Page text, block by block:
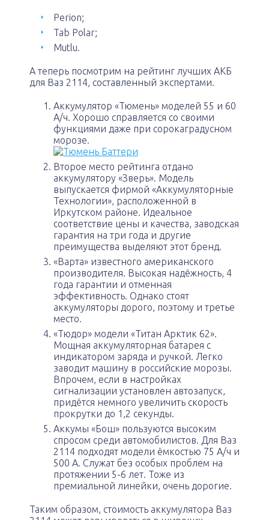
Perion;
Tab Polar;
Mutlu.
А теперь посмотрим на рейтинг лучших АКБ
для Ваз 2114, составленный экспертами.
Аккумулятор «Тюмень» моделей 55 и 60
А/ч. Хорошо справляется со своими
функциями даже при сорокаградусном
морозе.
Второе место рейтинга отдано
аккумулятору «Зверь». Модель
выпускается фирмой «Аккумуляторные
Технологии», расположенной в
Иркутском районе. Идеальное
соответствие цены и качества, заводская
гарантия на три года и другие
преимущества выделяют этот бренд.
«Варта» известного американского
производителя. Высокая надёжность, 4
года гарантии и отменная
эффективность. Однако стоят
аккумуляторы дорого, поэтому и третье
место.
«Тюдор» модели «Титан Арктик 62».
Мощная аккумуляторная батарея с
индикатором заряда и ручкой. Легко
заводит машину в российские морозы.
Впрочем, если в настройках
сигнализации установлен автозапуск,
придётся немного увеличить скорость
прокрутки до 1,2 секунды.
Аккумы «Бош» пользуются высоким
спросом среди автомобилистов. Для Ваз
2114 подходят модели ёмкостью 75 А/ч и
500 А. Служат без особых проблем на
протяжении 5-6 лет. Тоже из
премиальной линейки, очень дорогие.
Таким образом, стоимость аккумулятора Ваз